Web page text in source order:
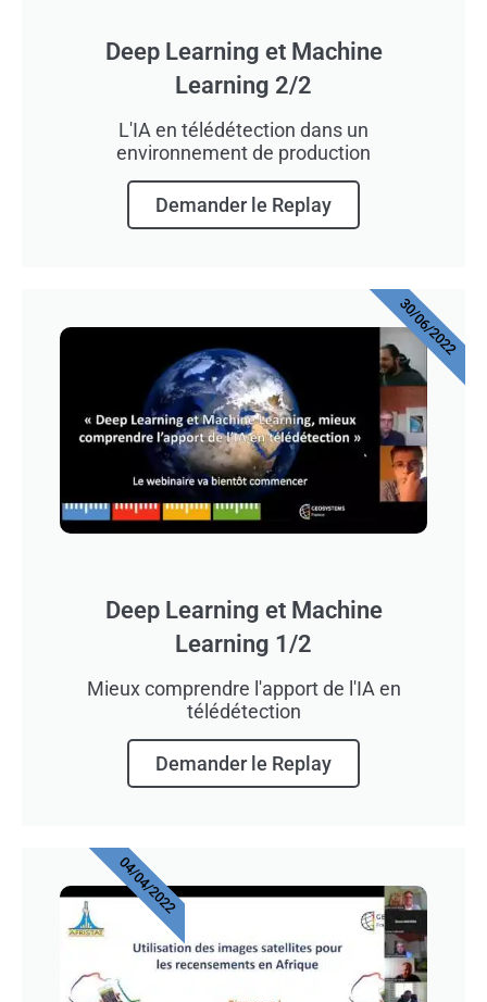
Deep Learning et Machine
Learning 2/2
L'IA en télédétection dans un
environnement de production
Demander le Replay
Deep Learning et Machine
Learning 1/2
Mieux comprendre l'apport de l'IA en
télédétection
Demander le Replay
30/06/2022
04/04/2022